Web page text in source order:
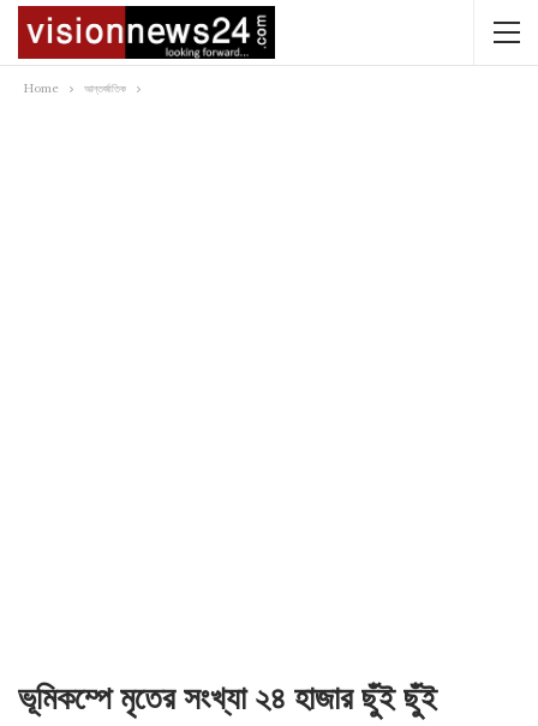
Home আন্তর্জাতিক
ভূমিকম্পে মৃতের সংখ্যা ২৪ হাজার ছুঁই ছুঁই